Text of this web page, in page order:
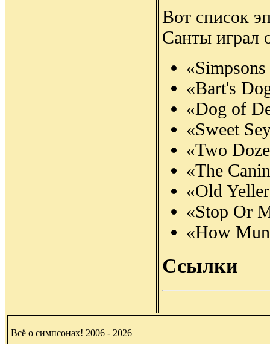
Вот список
Санты играл
«Bart's
«Dog of
«Sweet
«Two
«The
«Old
«Stop Or
«How
Ссылки
Всё о симпсонах! 2006 - 2026